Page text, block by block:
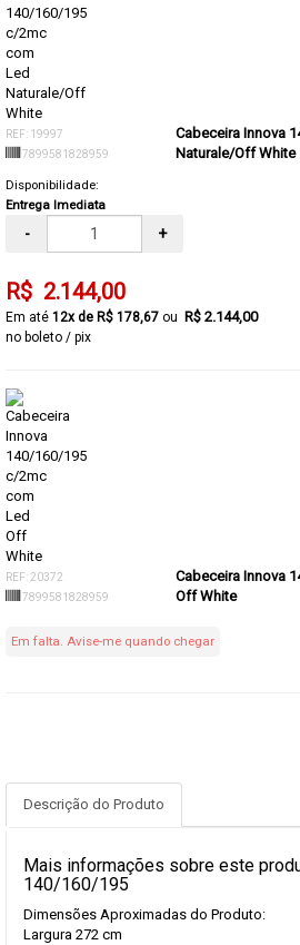
REF: 19997
7899581828959
Cabeceira Innova
Naturale/Off White
Disponibilidade:
Entrega Imediata
- +
R$ 2.144,00
12x de R$ 178,67 R$ 2.144,00
no boleto / pix
REF: 20372
7899581828959
Cabeceira Innova
Off White
Em falta. Avise-me quando chegar
Descrição do Produto
Mais informações sobre este
140/160/195
Dimensões Aproximadas do Produto:
Largura 272 cm